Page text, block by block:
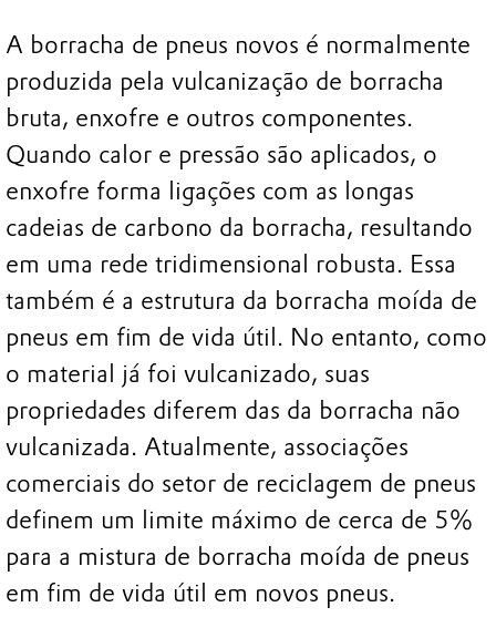
A borracha de pneus novos é normalmente
produzida pela vulcanização de borracha
bruta, enxofre e outros componentes.
Quando calor e pressão são aplicados, o
enxofre forma ligações com as longas
cadeias de carbono da borracha, resultando
em uma rede tridimensional robusta. Essa
também é a estrutura da borracha moída de
pneus em fim de vida útil. No entanto, como
o material já foi vulcanizado, suas
propriedades diferem das da borracha não
vulcanizada. Atualmente, associações
comerciais do setor de reciclagem de pneus
definem um limite máximo de cerca de 5%
para a mistura de borracha moída de pneus
em fim de vida útil em novos pneus.